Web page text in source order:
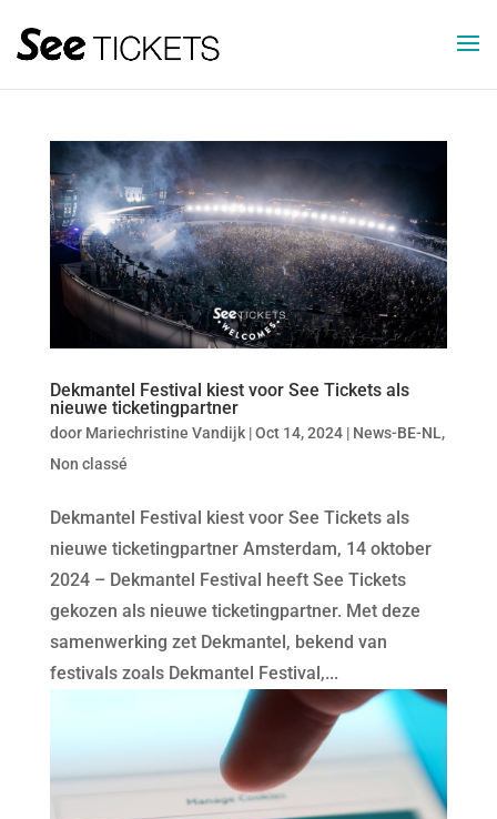
Dekmantel Festival kiest voor See Tickets als
nieuwe ticketingpartner
door Mariechristine Vandijk|Oct 14, 2024| News-BE-NL,
Non classé
Dekmantel Festival kiest voor See Tickets als
nieuwe ticketingpartner Amsterdam, 14 oktober
2024 – Dekmantel Festival heeft See Tickets
gekozen als nieuwe ticketingpartner. Met deze
samenwerking zet Dekmantel, bekend van
festivals zoals Dekmantel Festival,...